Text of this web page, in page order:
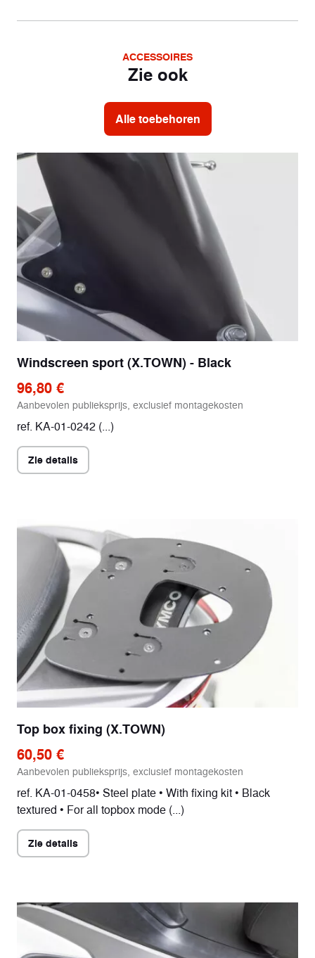
ACCESSOIRES
Zie ook
Alle toebehoren
Windscreen sport (X.TOWN) - Black
96,80 €
Aanbevolen publieksprijs, exclusief montagekosten
ref. KA-01-0242 (...)
Zie details
Top box fixing (X.TOWN)
60,50 €
Aanbevolen publieksprijs, exclusief montagekosten
ref. KA-01-0458• Steel plate • With fixing kit • Black
textured • For all topbox mode (...)
Zie details